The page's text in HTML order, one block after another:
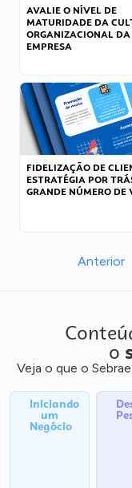
AVALIE O NÍVEL DE
MATURIDADE DA
ORGANIZACIONAL
EMPRESA
FIDELIZAÇÃO DE
ESTRATÉGIA POR
GRANDE NÚMERO DE
Anterior
o
Veja o que o
Iniciando
um
Negócio